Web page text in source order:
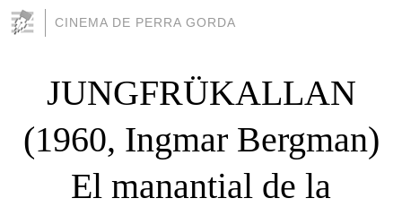
CINEMA DE PERRA GORDA
JUNGFRÜKALLAN
(1960, Ingmar Bergman)
El manantial de la